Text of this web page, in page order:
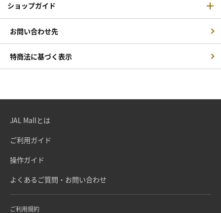
ショップガイド
お問い合わせ先
特商法に基づく表示
JAL Mallとは
ご利用ガイド
操作ガイド
よくあるご質問・お問い合わせ
ご利用規約